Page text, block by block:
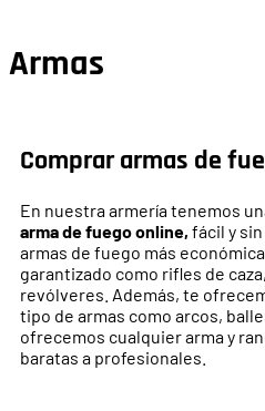
Armas
Comprar armas de
En nuestra armería tenemos
arma de fuegoonline, fácil y
armas de fuego más
garantizado como rifles de
revólveres. Además, te
tipo de armas como arcos,
ofrecemos cualquier arma y
baratas a profesionales.